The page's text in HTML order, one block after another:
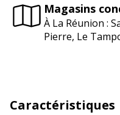
Magasins
À La Réunion :
Pierre, Le
Caractéristiques